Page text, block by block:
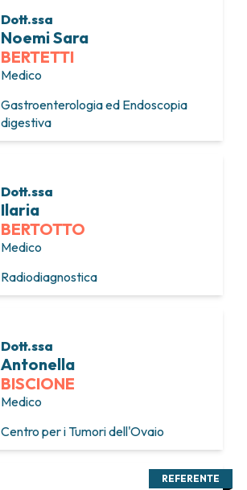
Dott.ssa
Noemi Sara
BERTETTI
Medico
Gastroenterologia ed Endoscopia
digestiva
Dott.ssa
Ilaria
BERTOTTO
Medico
Radiodiagnostica
Dott.ssa
Antonella
BISCIONE
Medico
Centro per i Tumori dell'Ovaio
REFERENTE